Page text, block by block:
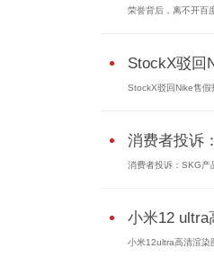
荣誉背后，离不开百
StockX驳回
StockX驳回Nike售假
消费者投诉
消费者投诉：SKG产
小米12 ultra
小米12ultra高清渲染